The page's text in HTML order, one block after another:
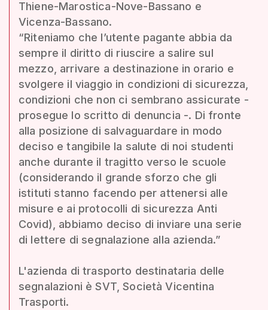
Thiene-Marostica-Nove-Bassano e
Vicenza-Bassano.
“Riteniamo che l’utente pagante abbia da
sempre il diritto di riuscire a salire sul
mezzo, arrivare a destinazione in orario e
svolgere il viaggio in condizioni di sicurezza,
condizioni che non ci sembrano assicurate -
prosegue lo scritto di denuncia -. Di fronte
alla posizione di salvaguardare in modo
deciso e tangibile la salute di noi studenti
anche durante il tragitto verso le scuole
(considerando il grande sforzo che gli
istituti stanno facendo per attenersi alle
misure e ai protocolli di sicurezza Anti
Covid), abbiamo deciso di inviare una serie
di lettere di segnalazione alla azienda.”
L'azienda di trasporto destinataria delle
segnalazioni è SVT, Società Vicentina
Trasporti.